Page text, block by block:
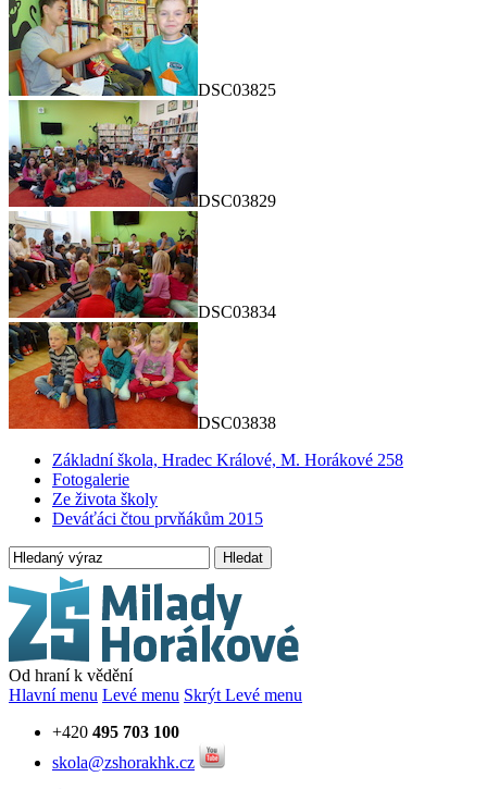
DSC03825
DSC03829
DSC03834
DSC03838
Základní škola, Hradec Králové, M. Horákové 258
Fotogalerie
Ze života školy
Deváťáci čtou prvňákům 2015
Hledat
Od hraní k vědění
Hlavní menu Levé menu Skrýt Levé menu
+420 495 703 100
skola@zshorakhk.cz